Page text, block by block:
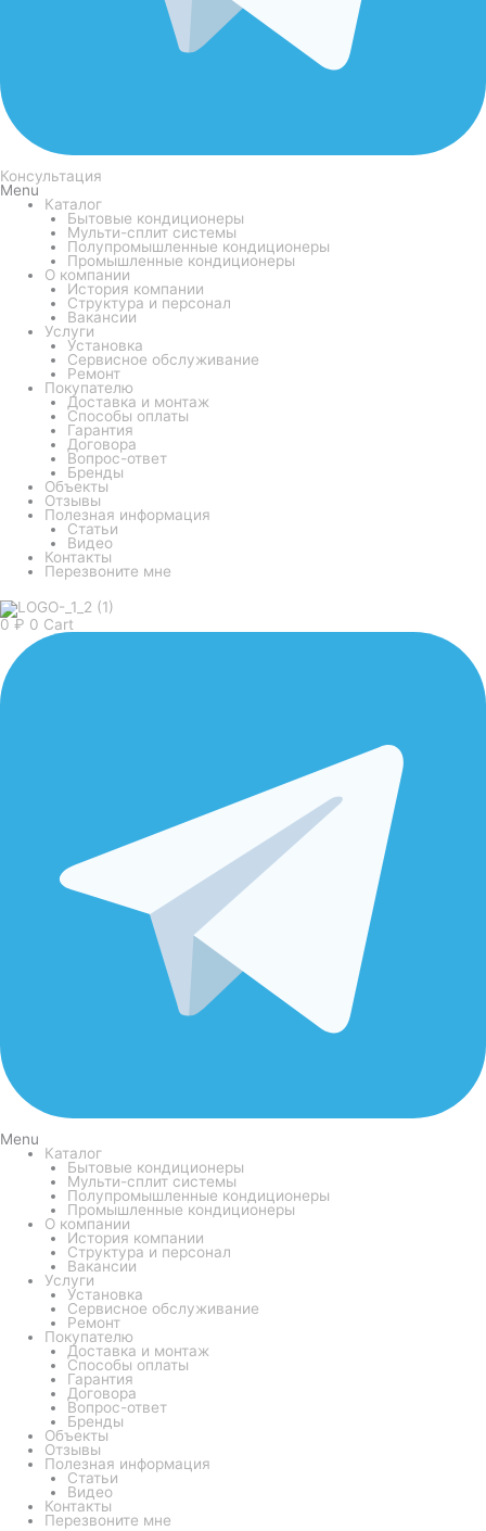
Консультация
Menu
Каталог
Бытовые кондиционеры
Мульти-сплит системы
Полупромышленные кондиционеры
Промышленные кондиционеры
О компании
История компании
Структура и персонал
Вакансии
Услуги
Установка
Сервисное обслуживание
Ремонт
Покупателю
Доставка и монтаж
Способы оплаты
Гарантия
Договора
Вопрос-ответ
Бренды
Объекты
Отзывы
Полезная информация
Статьи
Видео
Контакты
Перезвоните мне
0 ₽ 0 Cart
Menu
Каталог
Бытовые кондиционеры
Мульти-сплит системы
Полупромышленные кондиционеры
Промышленные кондиционеры
О компании
История компании
Структура и персонал
Вакансии
Услуги
Установка
Сервисное обслуживание
Ремонт
Покупателю
Доставка и монтаж
Способы оплаты
Гарантия
Договора
Вопрос-ответ
Бренды
Объекты
Отзывы
Полезная информация
Статьи
Видео
Контакты
Перезвоните мне